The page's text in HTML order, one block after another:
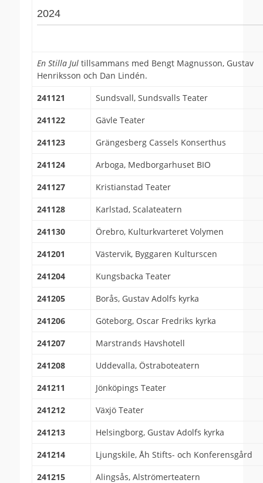
2024
En Stilla Jul tillsammans med Bengt Magnusson, Gustav
Henriksson och Dan Lindén.
241121
Sundsvall, Sundsvalls Teater
241122
Gävle Teater
241123
Grängesberg Cassels Konserthus
241124
Arboga, Medborgarhuset BIO
241127
Kristianstad Teater
241128
Karlstad, Scalateatern
241130
Örebro, Kulturkvarteret Volymen
241201
Västervik, Byggaren Kulturscen
241204
Kungsbacka Teater
241205
Borås, Gustav Adolfs kyrka
241206
Göteborg, Oscar Fredriks kyrka
241207
Marstrands Havshotell
241208
Uddevalla, Östraboteatern
241211
Jönköpings Teater
241212
Växjö Teater
241213
Helsingborg, Gustav Adolfs kyrka
241214
Ljungskile, Åh Stifts- och Konferensgård
241215
Alingsås, Alströmerteatern